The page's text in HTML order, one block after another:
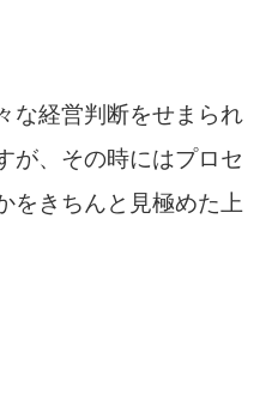
な経営判断をせまられ
が、その時にはプロセ
をきちんと見極めた上